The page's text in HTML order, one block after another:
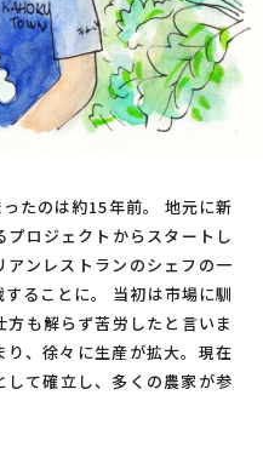
たのは約15年前。 地元に新
プロジェクトからスタートし
アンレストランのシェフの一
ることに。 当初は市場に馴
も解らず苦労したと言いま
、徐々に生産が拡大。現在
て確立し、多くの農家が参